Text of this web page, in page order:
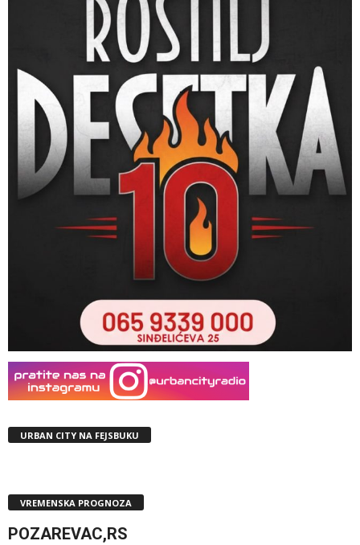
URBAN CITY NA FEJSBUKU
VREMENSKA PROGNOZA
POZAREVAC,RS